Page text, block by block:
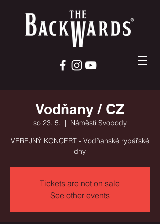
Vodňany / CZ
so 23. 5.
  |
Náměstí Svobody
VEREJNÝ KONCERT - Vodňanské rybářské
dny
Tickets are not on sale
See other events